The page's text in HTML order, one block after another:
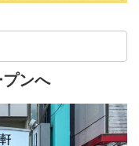
ンへ